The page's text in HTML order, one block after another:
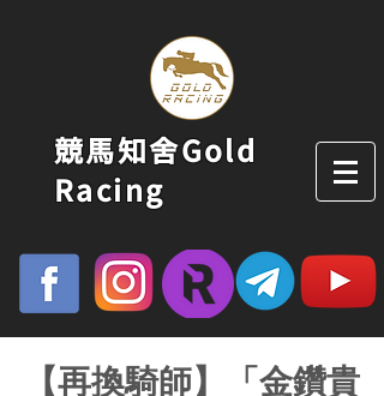
競馬知舍Gold
Racing
【再換騎師】「金鑽貴